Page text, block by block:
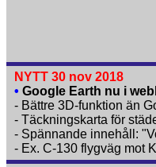
NYTT 30 nov 2018
• Google Earth nu i
- Bättre 3D-funktion än
- Täckningskarta för
- Spännande innehåll:
- Ex. C-130 flygväg mot